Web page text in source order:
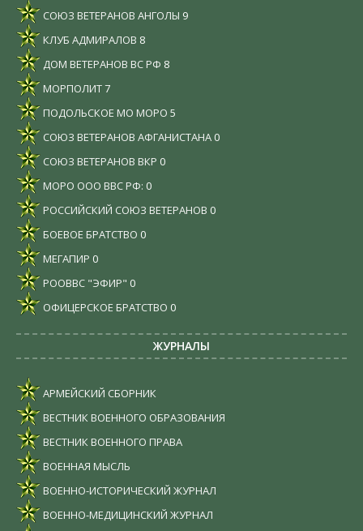
СОЮЗ ВЕТЕРАНОВ АНГОЛЫ 9
КЛУБ АДМИРАЛОВ 8
ДОМ ВЕТЕРАНОВ ВС РФ 8
МОРПОЛИТ7
ПОДОЛЬСКОЕ МО МОРО 5
СОЮЗ ВЕТЕРАНОВ АФГАНИСТАНА 0
СОЮЗ ВЕТЕРАНОВ ВКР 0
МОРО ООО ВВС РФ: 0
РОССИЙСКИЙ СОЮЗ ВЕТЕРАНОВ 0
БОЕВОЕ БРАТСТВО 0
МЕГАПИР 0
РООВВС "ЭФИР" 0
ОФИЦЕРСКОЕ БРАТСТВО 0
ЖУРНАЛЫ
АРМЕЙСКИЙ СБОРНИК
ВЕСТНИК ВОЕННОГО ОБРАЗОВАНИЯ
ВЕСТНИК ВОЕННОГО ПРАВА
ВОЕННАЯ МЫСЛЬ
ВОЕННО-ИСТОРИЧЕСКИЙ ЖУРНАЛ
ВОЕННО-МЕДИЦИНСКИЙ ЖУРНАЛ